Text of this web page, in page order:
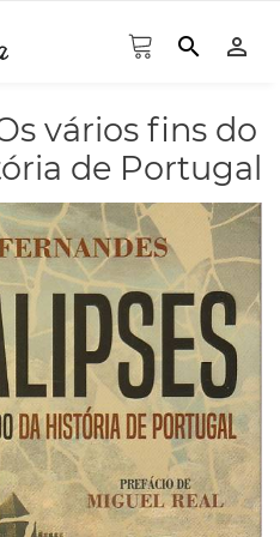
search person_outline
vários fins do
de Portugal